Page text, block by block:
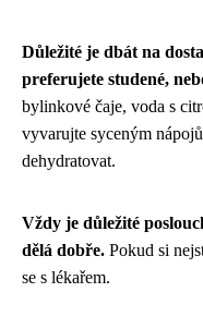
Důležité je dbát na
preferujete studené,
bylinkové čaje, voda s
vyvarujte syceným
dehydratovat.
Vždy je důležité
dělá dobře. Pokud si
se s lékařem.